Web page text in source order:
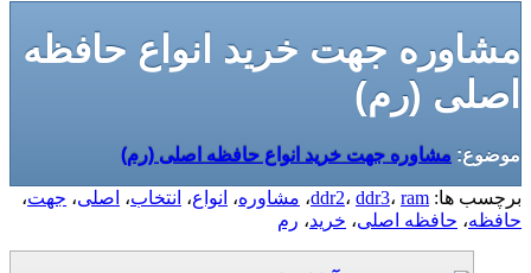
مشاوره جهت خرید انواع حافظه
اصلی (رم)
موضوع: مشاوره جهت خرید انواع حافظه اصلی (رم)
برچسب ها: ddr2، ddr3، ram ، مشاوره، انواع، انتخاب، اصلی، جهت،
حافظه، حافظه اصلی، خرید، رم